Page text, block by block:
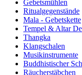
Gebetsmühlen
Ritualgegenstände
Mala - Gebetskette
Tempel & Altar
Thangka
Klangschalen
Musikinstrumente
Buddhistischer
Räucherstäbchen